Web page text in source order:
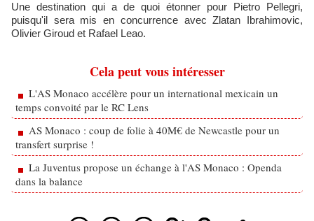
Une destination qui a de quoi étonner pour Pietro Pellegri,
puisqu'il sera mis en concurrence avec Zlatan Ibrahimovic,
Olivier Giroud et Rafael Leao.
Cela peut vous intéresser
L'AS Monaco accélère pour un international mexicain un
temps convoité par le RC Lens
AS Monaco : coup de folie à 40M€ de Newcastle pour un
transfert surprise !
La Juventus propose un échange à l'AS Monaco : Openda
dans la balance